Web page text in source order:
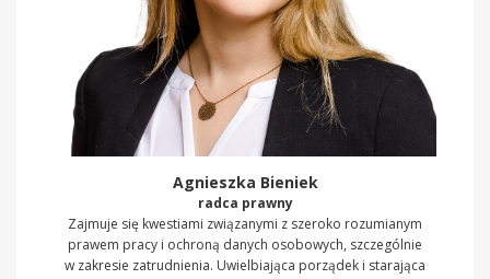
Agnieszka Bieniek
radca prawny
Zajmuje się kwestiami związanymi z szeroko rozumianym
prawem pracy i ochroną danych osobowych, szczególnie
w zakresie zatrudnienia. Uwielbiająca porządek i starająca